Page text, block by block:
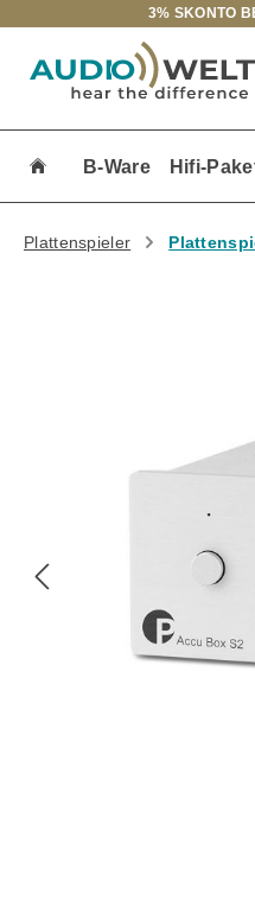
Hauptinhalt springen
Zur Suche springen
Zur Hauptnavigation
3% SKONTO
B-Ware Hifi-
Plattenspieler